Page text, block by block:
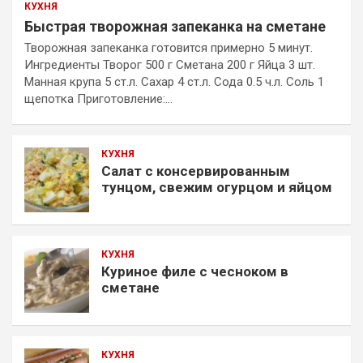
КУХНЯ
Быстрая творожная запеканка на сметане
Творожная запеканка готовится примерно 5 минут.
Ингредиенты Творог 500 г Сметана 200 г Яйца 3 шт.
Манная крупа 5 ст.л. Сахар 4 ст.л. Сода 0.5 ч.л. Соль 1
щепотка Приготовление:…
КУХНЯ
Салат с консервированным
тунцом, свежим огурцом и яйцом
КУХНЯ
Куриное филе с чесноком в
сметане
КУХНЯ